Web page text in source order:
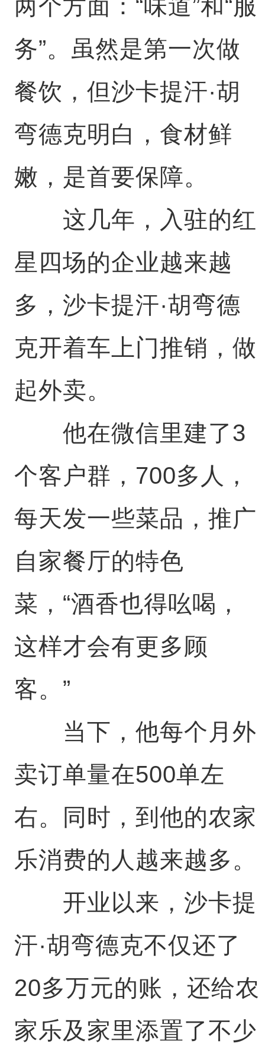
两个方面：“味道”和“服
务”。虽然是第一次做
餐饮，但沙卡提汗·胡
弯德克明白，食材鲜
嫩，是首要保障。
这几年，入驻的红
星四场的企业越来越
多，沙卡提汗·胡弯德
克开着车上门推销，做
起外卖。
他在微信里建了3
个客户群，700多人，
每天发一些菜品，推广
自家餐厅的特色
菜，“酒香也得吆喝，
这样才会有更多顾
客。”
当下，他每个月外
卖订单量在500单左
右。同时，到他的农家
乐消费的人越来越多。
开业以来，沙卡提
汗·胡弯德克不仅还了
20多万元的账，还给农
家乐及家里添置了不少